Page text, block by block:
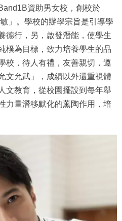
資助男女校，創校於
」。學校的辦學宗旨是引導學
德行，另，啟發潛能，使學生
樸為目標，致力培養學生的品
校，待人有禮，友善親切，遵
文允武」，成績以外還重視體
文教育，從校園擺設到每年舉
力量潛移默化的薰陶作用，培